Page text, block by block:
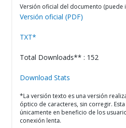
Versión oficial del documento (puede
Versión oficial (PDF)
TXT*
Total Downloads** : 152
Download Stats
*La versión texto es una versión
óptico de caracteres, sin corregir.
únicamente en beneficio de los
conexión lenta.